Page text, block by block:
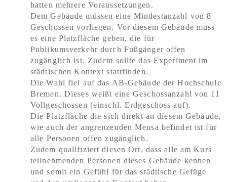
hatten mehrere Voraussetzungen.
Dem Gebäude müssen eine Mindestanzahl von 8
Geschossen vorliegen. Vor diesem Gebäude muss
es eine Platzfläche geben, die für
Publikumsverkehr durch Fußgänger offen
zugänglich ist. Zudem sollte das Experiment im
städtischen Kontext stattfinden.
Die Wahl fiel auf das AB-Gebäude der Hochschule
Bremen. Dieses weißt eine Geschossanzahl von 11
Vollgeschossen (einschl. Erdgeschoss auf).
Die Platzfläche die sich direkt an diesem Gebäude,
wie auch der angrenzenden Mensa befindet ist für
alle Personen offen zugänglich.
Zudem qualifiziert diesen Ort, dass alle am Kurs
teilnehmenden Personen dieses Gebäude kennen
und somit ein Gefühl für das städtische Gefüge